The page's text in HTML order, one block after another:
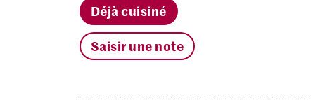
Déjà cuisiné
Saisir une note